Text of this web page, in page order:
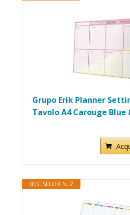
Grupo Erik Planner
Tavolo A4 Carouge Blue
BESTSELLER N. 2